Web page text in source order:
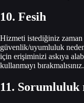
10. Fesih
Hizmeti istediğiniz zaman
güvenlik/uyumluluk
için erişiminizi askıya
kullanmayı bırakmalısınız.
11. Sorumluluk